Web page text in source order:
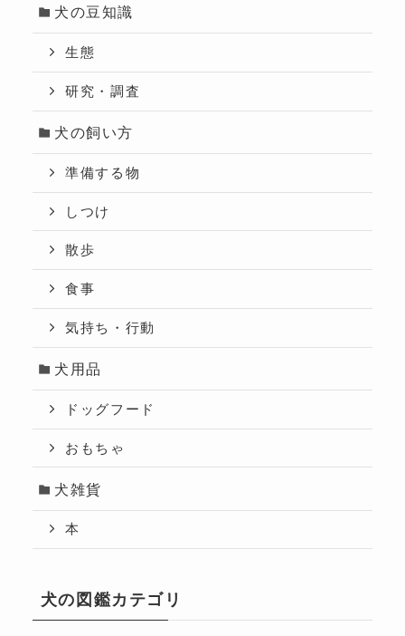
犬の豆知識
生態
研究・調査
犬の飼い方
準備する物
しつけ
散歩
食事
気持ち・行動
犬用品
ドッグフード
おもちゃ
犬雑貨
本
犬の図鑑カテゴリ